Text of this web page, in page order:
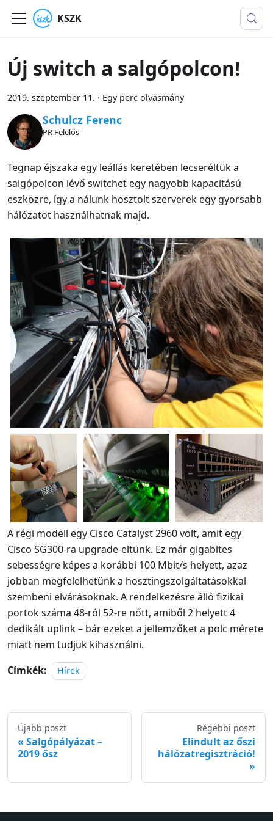
KSZK
Új switch a salgópolcon!
2019. szeptember 11. · Egy perc olvasmány
Schulcz Ferenc
PR Felelős
Tegnap éjszaka egy leállás keretében lecseréltük a
salgópolcon lévő switchet egy nagyobb kapacitású
eszközre, így a nálunk hosztolt szerverek egy gyorsabb
hálózatot használhatnak majd.
A régi modell egy Cisco Catalyst 2960 volt, amit egy
Cisco SG300-ra upgrade-eltünk. Ez már gigabites
sebességre képes a korábbi 100 Mbit/s helyett, azaz
jobban megfelelhetünk a hosztingszolgáltatásokkal
szembeni elvárásoknak. A rendelkezésre álló fizikai
portok száma 48-ról 52-re nőtt, amiből 2 helyett 4
dedikált uplink – bár ezeket a jellemzőket a polc mérete
miatt nem tudjuk kihasználni.
Címkék:
Hírek
Újabb poszt
Salgópályázat –
2019 ősz
Régebbi poszt
Elindult az őszi
hálózatregisztráció!